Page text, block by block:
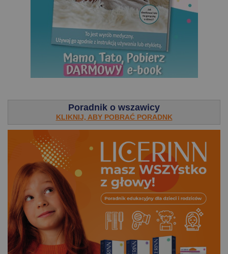
Poradnik o wszawicy
KLIKNIJ, ABY POBRAĆ PORADNK